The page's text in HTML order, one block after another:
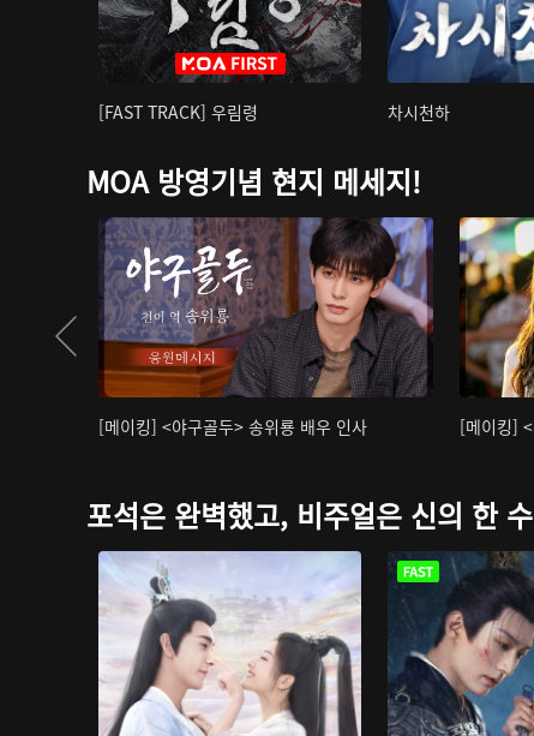
[FAST TRACK] 우림령 차시천하
MOA 방영기념 현지 메세지!
[메이킹] <야구골두> 송위룡 배우 인사 [메이킹]
포석은 완벽했고, 비주얼은 신의 한 수